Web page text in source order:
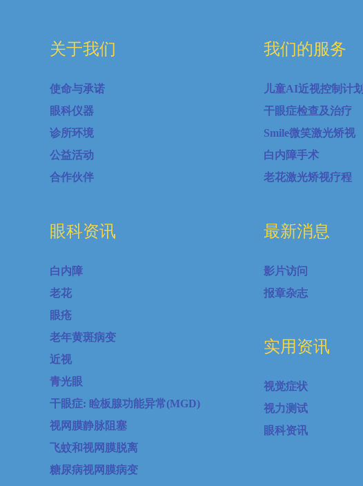
关于我们
使命与承诺
眼科仪器
诊所环境
公益活动
合作伙伴
眼科资讯
白内障
老花
眼疮
老年黄斑病变
近视
青光眼
干眼症: 睑板腺功能异常(MGD)
视网膜静脉阻塞
飞蚊和视网膜脱离
糖尿病视网膜病变
我们的服务
儿童AI近视控制计划
干眼症检查及治疗
Smile微笑激光矫视
白内障手术
老花激光矫视疗程
最新消息
影片访问
报章杂志
实用资讯
视觉症状
视力测试
眼科资讯